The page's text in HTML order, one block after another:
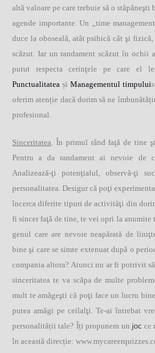
altă valoare pe care trebuie să o stăpâneşti
agende importante. Un „time
duce la oboseală, atât psihică cât şi fizică,
scăzut. Iar un randament scăzut în ochii
putut respecta cerinţele pe care el
Punctualitatea și Managementul timpului
oferim atenție dacă dorim să ne
profesional.
Sinceritatea. În primul rând faţă de tine
Pentru a da randament ai nevoie de
Analizează-ţi potenţialul, observă-ţi
personalitatea. Desigur că poţi
încerca diferite tipuri de activităţi din
fi sincer faţă de tine, te vei opri la
genul care are nevoie neapărată de
bine şi care se simte extenuat după o
compania altora? Atunci nu ar fi potrivit
sinceritatea te va scăpa de multe
mult te amăgeşti că poţi face un lucru
putea amăgi pe ceilalţi. Te-ai întrebat
personalității tale? Îți propunem un joc ce
în această direcție:.